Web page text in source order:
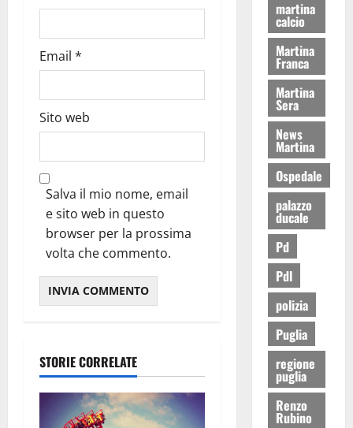
Email *
Sito web
Salva il mio nome, email
e sito web in questo
browser per la prossima
volta che commento.
STORIE CORRELATE
martina
calcio
Martina
Franca
Martina
Sera
News
Martina
Ospedale
palazzo
ducale
Pd
Pdl
polizia
Puglia
regione
puglia
Renzo
Rubino